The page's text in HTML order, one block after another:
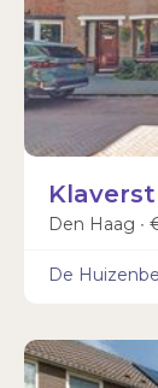
Den Haag ∙
De